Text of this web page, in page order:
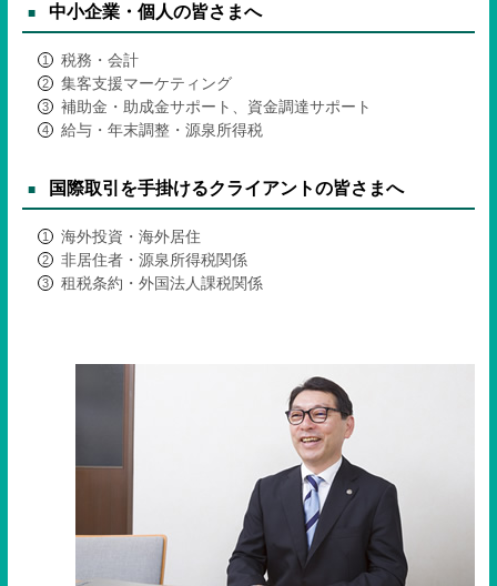
中小企業・個人の皆さまへ
税務・会計
集客支援マーケティング
補助金・助成金サポート、資金調達サポート
給与・年末調整・源泉所得税
国際取引を手掛けるクライアントの皆さまへ
海外投資・海外居住
非居住者・源泉所得税関係
租税条約・外国法人課税関係